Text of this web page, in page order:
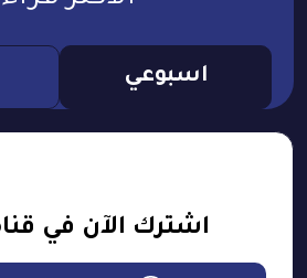
اسبوعي
اشترك الآن في